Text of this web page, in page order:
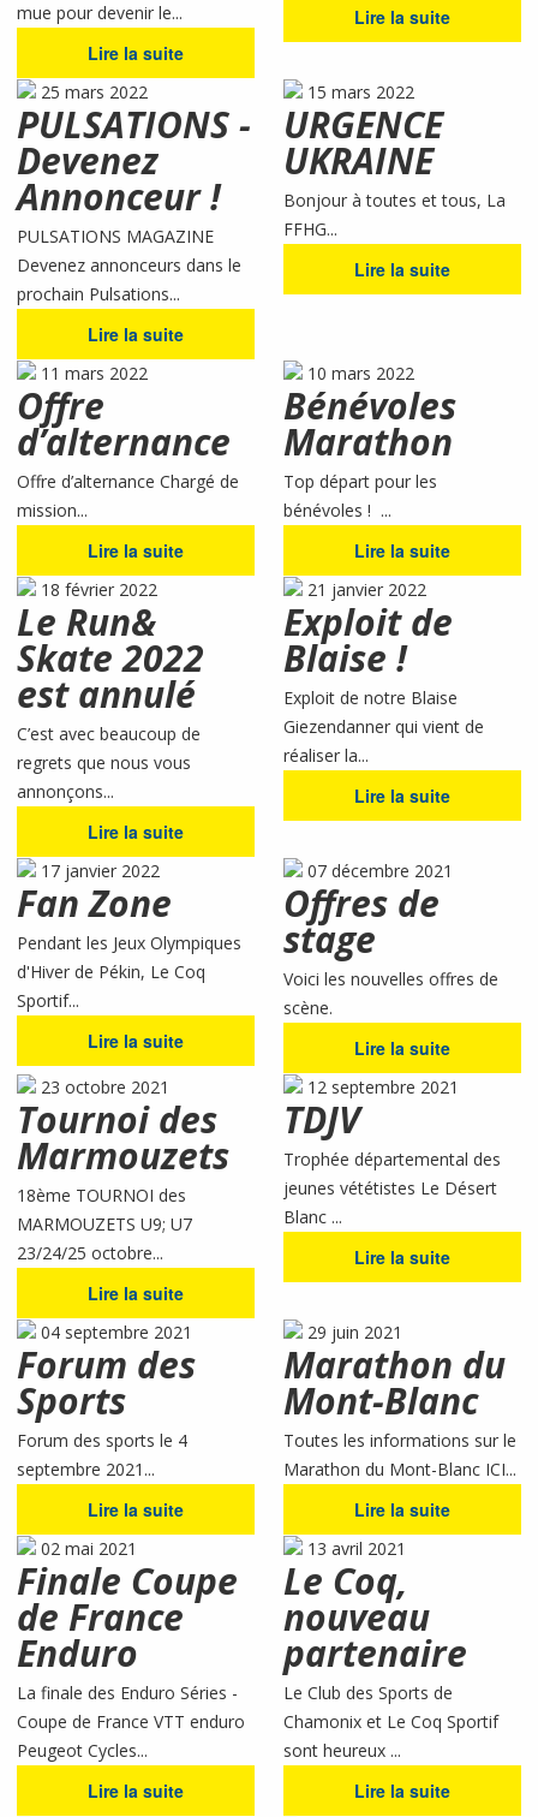
mue pour devenir le...
Lire la suite
Lire la suite
25 mars 2022
PULSATIONS -
Devenez
Annonceur !
PULSATIONS MAGAZINE
Devenez annonceurs dans le
prochain Pulsations...
Lire la suite
15 mars 2022
URGENCE
UKRAINE
Bonjour à toutes et tous, La
FFHG...
Lire la suite
11 mars 2022
Offre
d’alternance
Offre d’alternance Chargé de
mission...
Lire la suite
10 mars 2022
Bénévoles
Marathon
Top départ pour les
bénévoles ! ...
Lire la suite
18 février 2022
Le Run&
Skate 2022
est annulé
C’est avec beaucoup de
regrets que nous vous
annonçons...
Lire la suite
21 janvier 2022
Exploit de
Blaise !
Exploit de notre Blaise
Giezendanner qui vient de
réaliser la...
Lire la suite
17 janvier 2022
Fan Zone
Pendant les Jeux Olympiques
d'Hiver de Pékin, Le Coq
Sportif...
Lire la suite
07 décembre 2021
Offres de
stage
Voici les nouvelles offres de
scène.
Lire la suite
23 octobre 2021
Tournoi des
Marmouzets
18ème TOURNOI des
MARMOUZETS U9; U7
23/24/25 octobre...
Lire la suite
12 septembre 2021
TDJV
Trophée départemental des
jeunes vététistes Le Désert
Blanc ...
Lire la suite
04 septembre 2021
Forum des
Sports
Forum des sports le 4
septembre 2021...
Lire la suite
29 juin 2021
Marathon du
Mont-Blanc
Toutes les informations sur le
Marathon du Mont-Blanc ICI...
Lire la suite
02 mai 2021
Finale Coupe
de France
Enduro
La finale des Enduro Séries -
Coupe de France VTT enduro
Peugeot Cycles...
Lire la suite
13 avril 2021
Le Coq,
nouveau
partenaire
Le Club des Sports de
Chamonix et Le Coq Sportif
sont heureux ...
Lire la suite